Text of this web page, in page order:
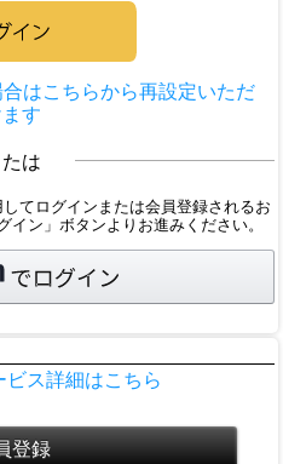
はこちらから再設定いただ
す
たは
てログインまたは会員登録されるお
ン」ボタンよりお進みください。
ス詳細はこちら